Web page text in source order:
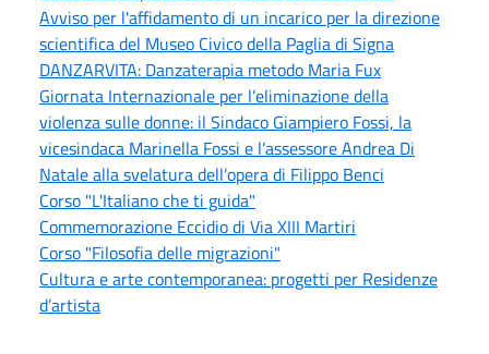
Avviso per l'affidamento di un incarico per la direzione
scientifica del Museo Civico della Paglia di Signa
DANZARVITA: Danzaterapia metodo Maria Fux
Giornata Internazionale per l’eliminazione della
violenza sulle donne: il Sindaco Giampiero Fossi, la
vicesindaca Marinella Fossi e l’assessore Andrea Di
Natale alla svelatura dell’opera di Filippo Benci
Corso "L'Italiano che ti guida"
Commemorazione Eccidio di Via XIII Martiri
Corso "Filosofia delle migrazioni"
Cultura e arte contemporanea: progetti per Residenze
d’artista